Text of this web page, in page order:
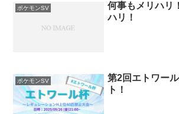
ポケモンSV
何事もメリハリ
ハリ！
ポケモンSV
第2回エトワー
ト！